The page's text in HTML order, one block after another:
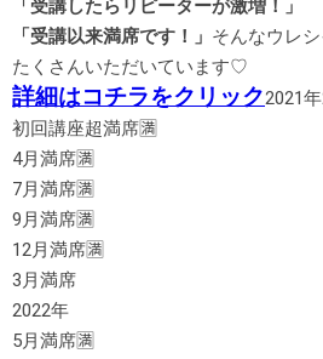
「受講したらリピーターが激増！」
「受講以来満席です！」 そんなウレ
たくさんいただいています♡
詳細はコチラをクリック2021
初回講座超満席🈵
4月満席🈵
7月満席🈵
9月満席🈵
12月満席🈵
3月満席
2022年
5月満席🈵